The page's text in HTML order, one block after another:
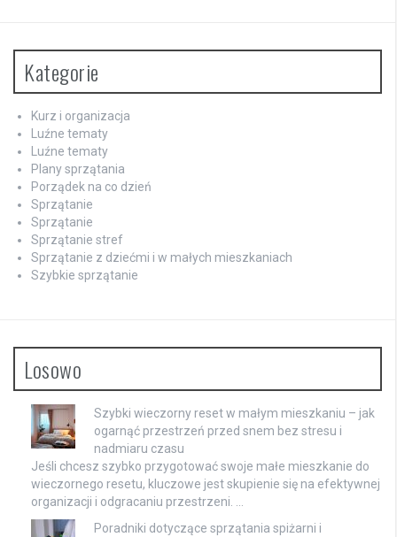
Kategorie
Kurz i organizacja
Luźne tematy
Luźne tematy
Plany sprzątania
Porządek na co dzień
Sprzątanie
Sprzątanie
Sprzątanie stref
Sprzątanie z dziećmi i w małych mieszkaniach
Szybkie sprzątanie
Losowo
Szybki wieczorny reset w małym mieszkaniu – jak
ogarnąć przestrzeń przed snem bez stresu i
nadmiaru czasu
Jeśli chcesz szybko przygotować swoje małe mieszkanie do
wieczornego resetu, kluczowe jest skupienie się na efektywnej
organizacji i odgracaniu przestrzeni. …
Poradniki dotyczące sprzątania spiżarni i